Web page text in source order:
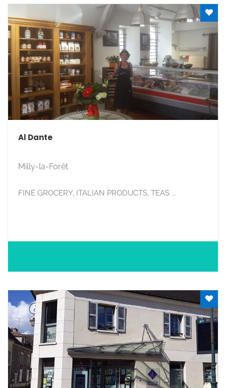
Al Dante
Milly-la-Forêt
FINE GROCERY, ITALIAN PRODUCTS, TEAS ...